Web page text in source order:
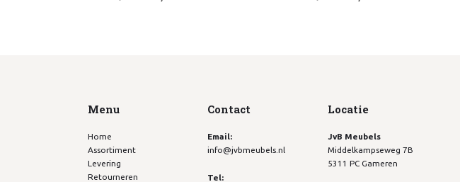
Menu
Home
Assortiment
Levering
Retourneren
Contact
Email:
info@jvbmeubels.nl
Tel:
Locatie
JvB Meubels
Middelkampseweg 7B
5311 PC Gameren